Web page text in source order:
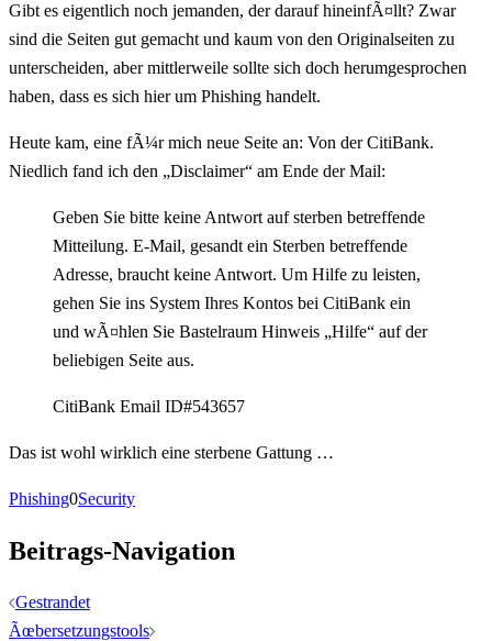
Gibt es eigentlich noch jemanden, der darauf hineinfÃ¤llt? Zwar
sind die Seiten gut gemacht und kaum von den Originalseiten zu
unterscheiden, aber mittlerweile sollte sich doch herumgesprochen
haben, dass es sich hier um Phishing handelt.
Heute kam, eine fÃ¼r mich neue Seite an: Von der CitiBank.
Niedlich fand ich den „Disclaimer“ am Ende der Mail:
Geben Sie bitte keine Antwort auf sterben betreffende
Mitteilung. E-Mail, gesandt ein Sterben betreffende
Adresse, braucht keine Antwort. Um Hilfe zu leisten,
gehen Sie ins System Ihres Kontos bei CitiBank ein
und wÃ¤hlen Sie Bastelraum Hinweis „Hilfe“ auf der
beliebigen Seite aus.
CitiBank Email ID#543657
Das ist wohl wirklich eine sterbene Gattung …
Phishing0Security
Beitrags-Navigation
Gestrandet
Ãœbersetzungstools